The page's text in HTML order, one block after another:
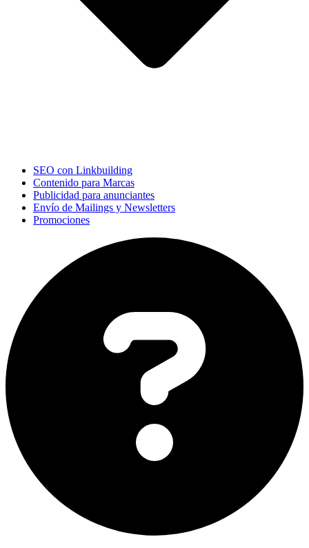
SEO con Linkbuilding
Contenido para Marcas
Publicidad para anunciantes
Envío de Mailings y Newsletters
Promociones